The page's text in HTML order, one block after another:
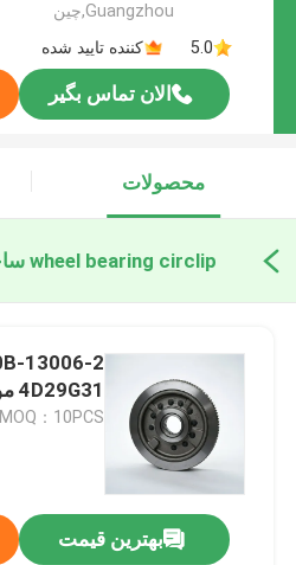
Guangzhou,چین
5.0
کننده تایید شده
الان تماس بگیر
محصولات
wheel bearing circlip ساخت آنلاین
4D29G31 مونتاژ چرخ پرنده
MOQ：10PCS
بهترین قیمت